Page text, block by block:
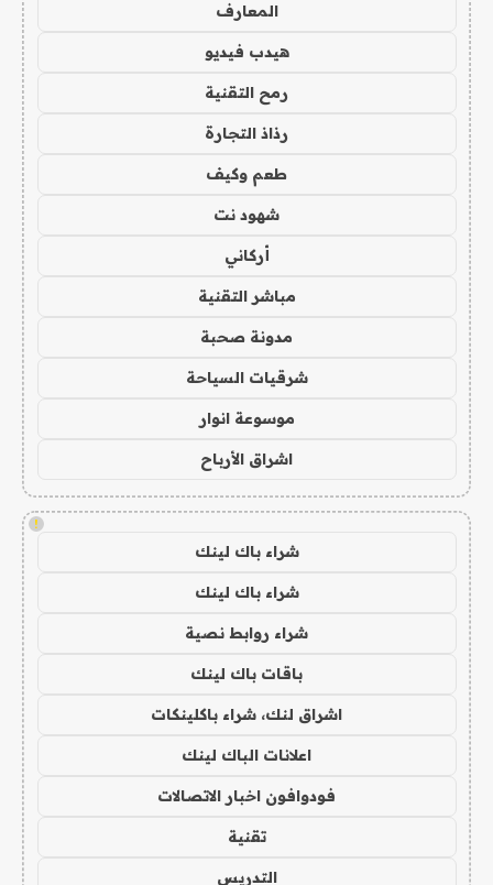
المعارف
هيدب فيديو
رمح التقنية
رذاذ التجارة
طعم وكيف
شهود نت
أركاني
مباشر التقنية
مدونة صحبة
شرقيات السياحة
موسوعة انوار
اشراق الأرباح
!
شراء باك لينك
شراء باك لينك
شراء روابط نصية
باقات باك لينك
اشراق لنك، شراء باكلينكات
اعلانات الباك لينك
فودوافون اخبار الاتصالات
تقنية
التدريس